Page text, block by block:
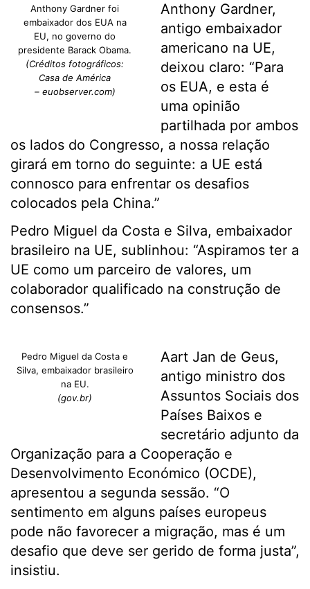
Anthony Gardner foi
embaixador dos EUA na
EU, no governo do
presidente Barack Obama.
(Créditos fotográficos:
Casa de América
– euobserver.com)
Anthony Gardner,
antigo embaixador
americano na UE,
deixou claro: “Para
os EUA, e esta é
uma opinião
partilhada por ambos
os lados do Congresso, a nossa relação
girará em torno do seguinte: a UE está
connosco para enfrentar os desafios
colocados pela China.”
Pedro Miguel da Costa e Silva, embaixador
brasileiro na UE, sublinhou: “Aspiramos ter a
UE como um parceiro de valores, um
colaborador qualificado na construção de
consensos.”
Pedro Miguel da Costa e
Silva, embaixador brasileiro
na EU.
(gov.br)
Aart Jan de Geus,
antigo ministro dos
Assuntos Sociais dos
Países Baixos e
secretário adjunto da
Organização para a Cooperação e
Desenvolvimento Económico (OCDE),
apresentou a segunda sessão. “O
sentimento em alguns países europeus
pode não favorecer a migração, mas é um
desafio que deve ser gerido de forma justa”,
insistiu.